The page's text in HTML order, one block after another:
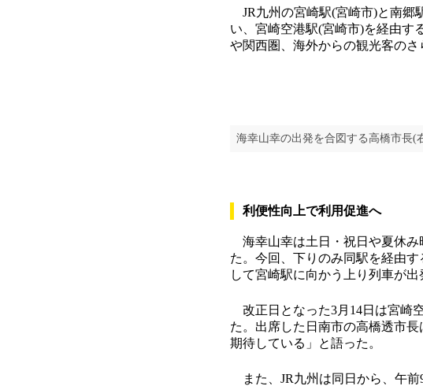
JR九州の宮崎駅(宮崎市)と南郷
い、宮崎空港駅(宮崎市)を経由す
や関西圏、海外からの観光客のさ
海幸山幸の出発を合図する高橋市長(
利便性向上で利用促進へ
海幸山幸は土日・祝日や夏休み
た。今回、下りのみ同駅を経由
して宮崎駅に向かう上り列車が
改正日となった3月14日は宮崎
た。出席した日南市の高橋透市
期待している」と語った。
また、JR九州は同日から、午前